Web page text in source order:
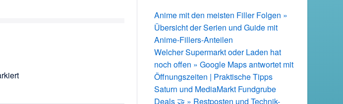
Anime mit den meisten Filler Folgen »
Übersicht der Serien und Guide mit
Anime-Fillers-Anteilen
Welcher Supermarkt oder Laden hat
noch offen » Google Maps antwortet mit
Öffnungszeiten | Praktische Tipps
Saturn und MediaMarkt Fundgrube
Deals 🤝 » Restposten und Technik-